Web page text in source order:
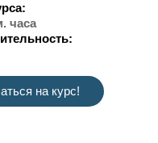
часа
на курс!